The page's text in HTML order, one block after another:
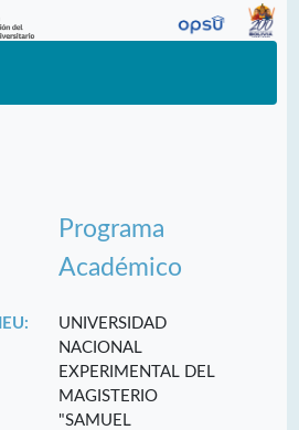
Programa
Académico
IEU:
UNIVERSIDAD
NACIONAL
EXPERIMENTAL DEL
MAGISTERIO
"SAMUEL